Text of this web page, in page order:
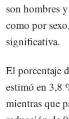
son hombres
como por
significativa.
El porcentaje
estimó en 3,8
mientras que